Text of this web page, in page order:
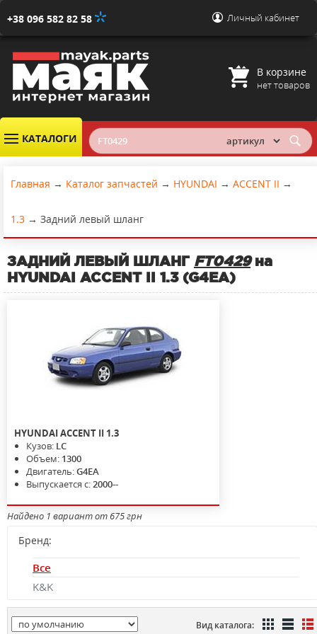
+38 096 582 82 58 Личный кабинет
В корзине
нет товаров
КАТАЛОГИ
Главная → Каталог запчастей → HYUNDAI → ACCENT II →
1.3 → Задний левый шланг
ЗАДНИЙ ЛЕВЫЙ ШЛАНГ FT0429на
HYUNDAI ACCENT II 1.3 (G4EA)
HYUNDAIACCENT II 1.3
Кузов: LC
Объем: 1300
Двигатель:G4EA
Выпускается с:2000--
Найдено 1 вариант от 675 грн
Бренд:
Все
K&K
Вид каталога: